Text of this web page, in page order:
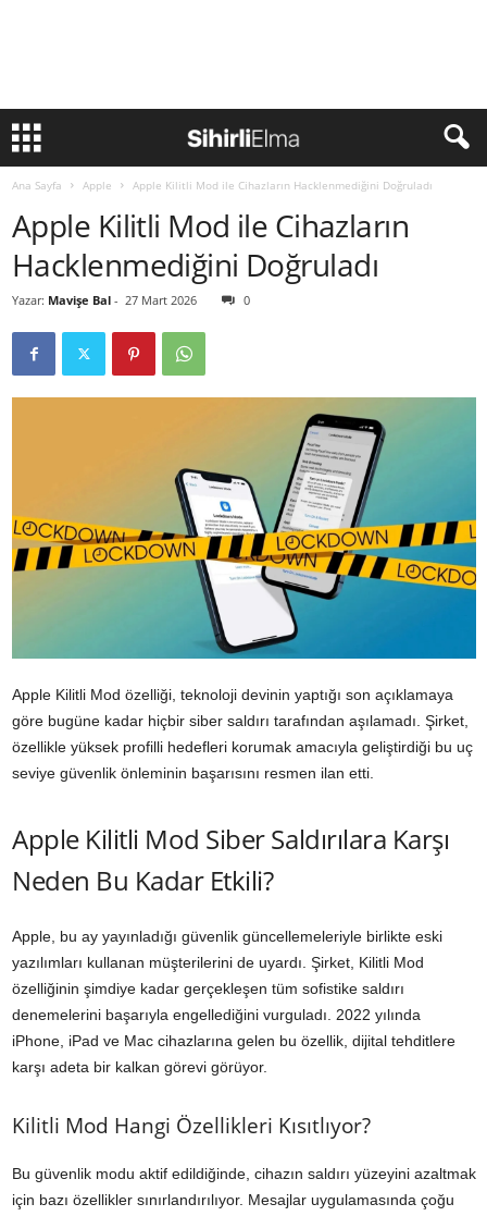
Ana Sayfa Apple Apple Kilitli Mod ile Cihazların Hacklenmediğini Doğruladı
Apple Kilitli Mod ile Cihazların
Hacklenmediğini Doğruladı
Yazar: Mavişe Bal - 27 Mart 2026 0
Apple Kilitli Mod özelliği, teknoloji devinin yaptığı son açıklamaya
göre bugüne kadar hiçbir siber saldırı tarafından aşılamadı. Şirket,
özellikle yüksek profilli hedefleri korumak amacıyla geliştirdiği bu uç
seviye güvenlik önleminin başarısını resmen ilan etti.
Apple Kilitli Mod Siber Saldırılara Karşı
Neden Bu Kadar Etkili?
Apple, bu ay yayınladığı güvenlik güncellemeleriyle birlikte eski
yazılımları kullanan müşterilerini de uyardı. Şirket, Kilitli Mod
özelliğinin şimdiye kadar gerçekleşen tüm sofistike saldırı
denemelerini başarıyla engellediğini vurguladı. 2022 yılında
iPhone, iPad ve Mac cihazlarına gelen bu özellik, dijital tehditlere
karşı adeta bir kalkan görevi görüyor.
Kilitli Mod Hangi Özellikleri Kısıtlıyor?
Bu güvenlik modu aktif edildiğinde, cihazın saldırı yüzeyini azaltmak
için bazı özellikler sınırlandırılıyor. Mesajlar uygulamasında çoğu